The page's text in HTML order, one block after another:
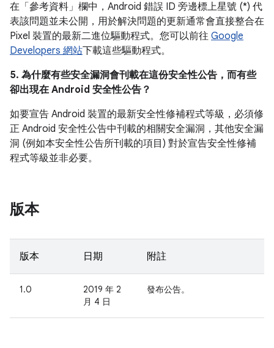
在「參考資料」 欄中，Android 錯誤 ID 旁邊標上星號 (*) 代
表該問題並未公開，用於解決問題的更新通常會直接整合在
Pixel 裝置的最新二進位驅動程式。您可以前往 Google
Developers 網站下載這些驅動程式。
5. 為什麼有些安全漏洞會刊載在這份安全性公告，而有些
卻出現在 Android 安全性公告？
如要宣告 Android 裝置的最新安全性修補程式等級，必須修
正 Android 安全性公告中刊載的相關安全漏洞，其他安全漏
洞 (例如本安全性公告所刊載的項目) 對於宣告安全性修補
程式等級並非必要。
版本
版本 日期 附註
1.0
2019 年 2
月 4 日
發布公告。